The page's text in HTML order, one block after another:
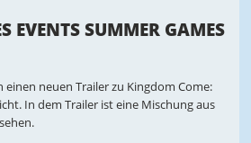
EVENTS SUMMER GAMES
neuen Trailer zu Kingdom Come:
In dem Trailer ist eine Mischung aus